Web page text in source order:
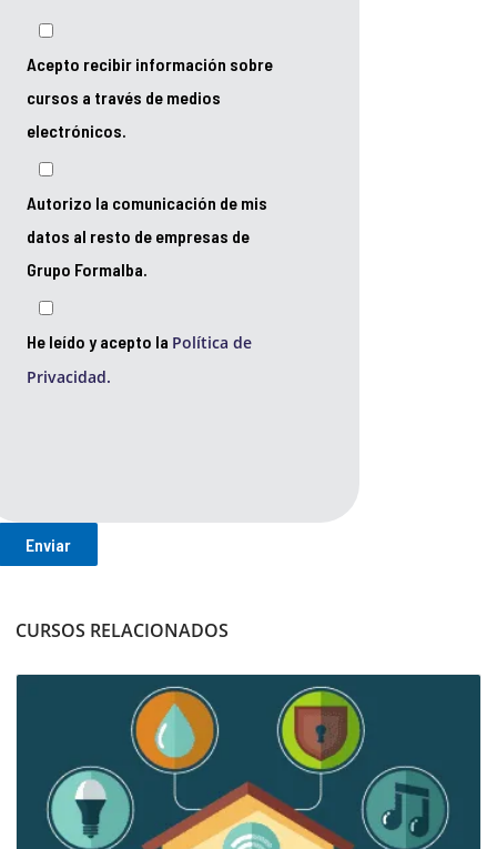
Acepto recibir información sobre
cursos a través de medios
electrónicos.
Autorizo la comunicación de mis
datos al resto de empresas de
Grupo Formalba.
He leído y acepto la Política de
Privacidad.
CURSOS RELACIONADOS